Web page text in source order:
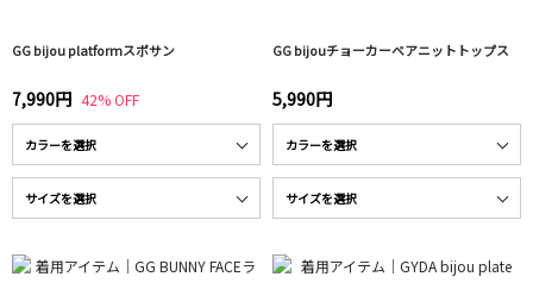
GG bijou platformスポサン
7,990円 42% OFF
GG bijouチョーカーベアニットトップス
5,990円